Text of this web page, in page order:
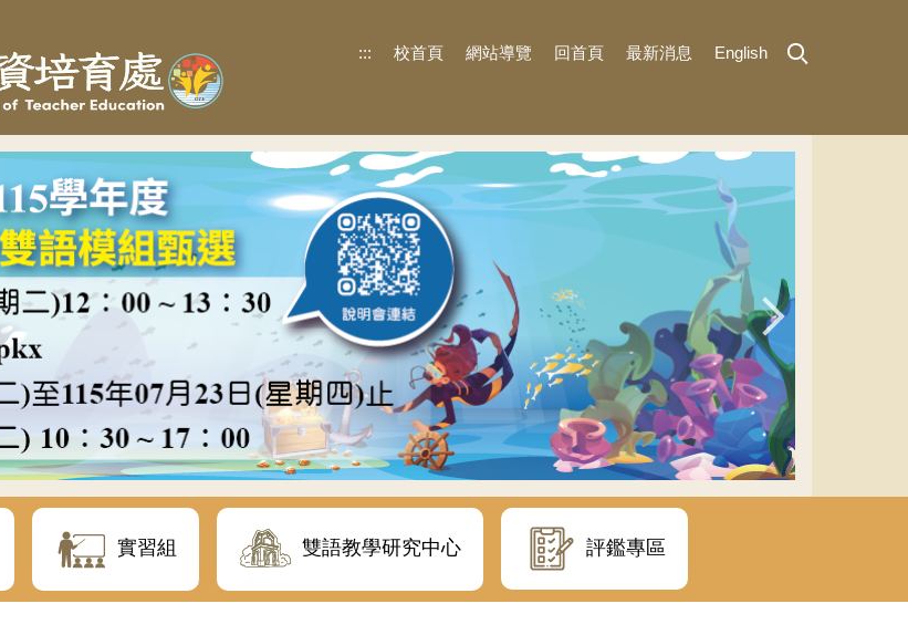
::: 校首頁 網站導覽 回首頁 最新消息 English
實習組 雙語教學研究中心 評鑑專區